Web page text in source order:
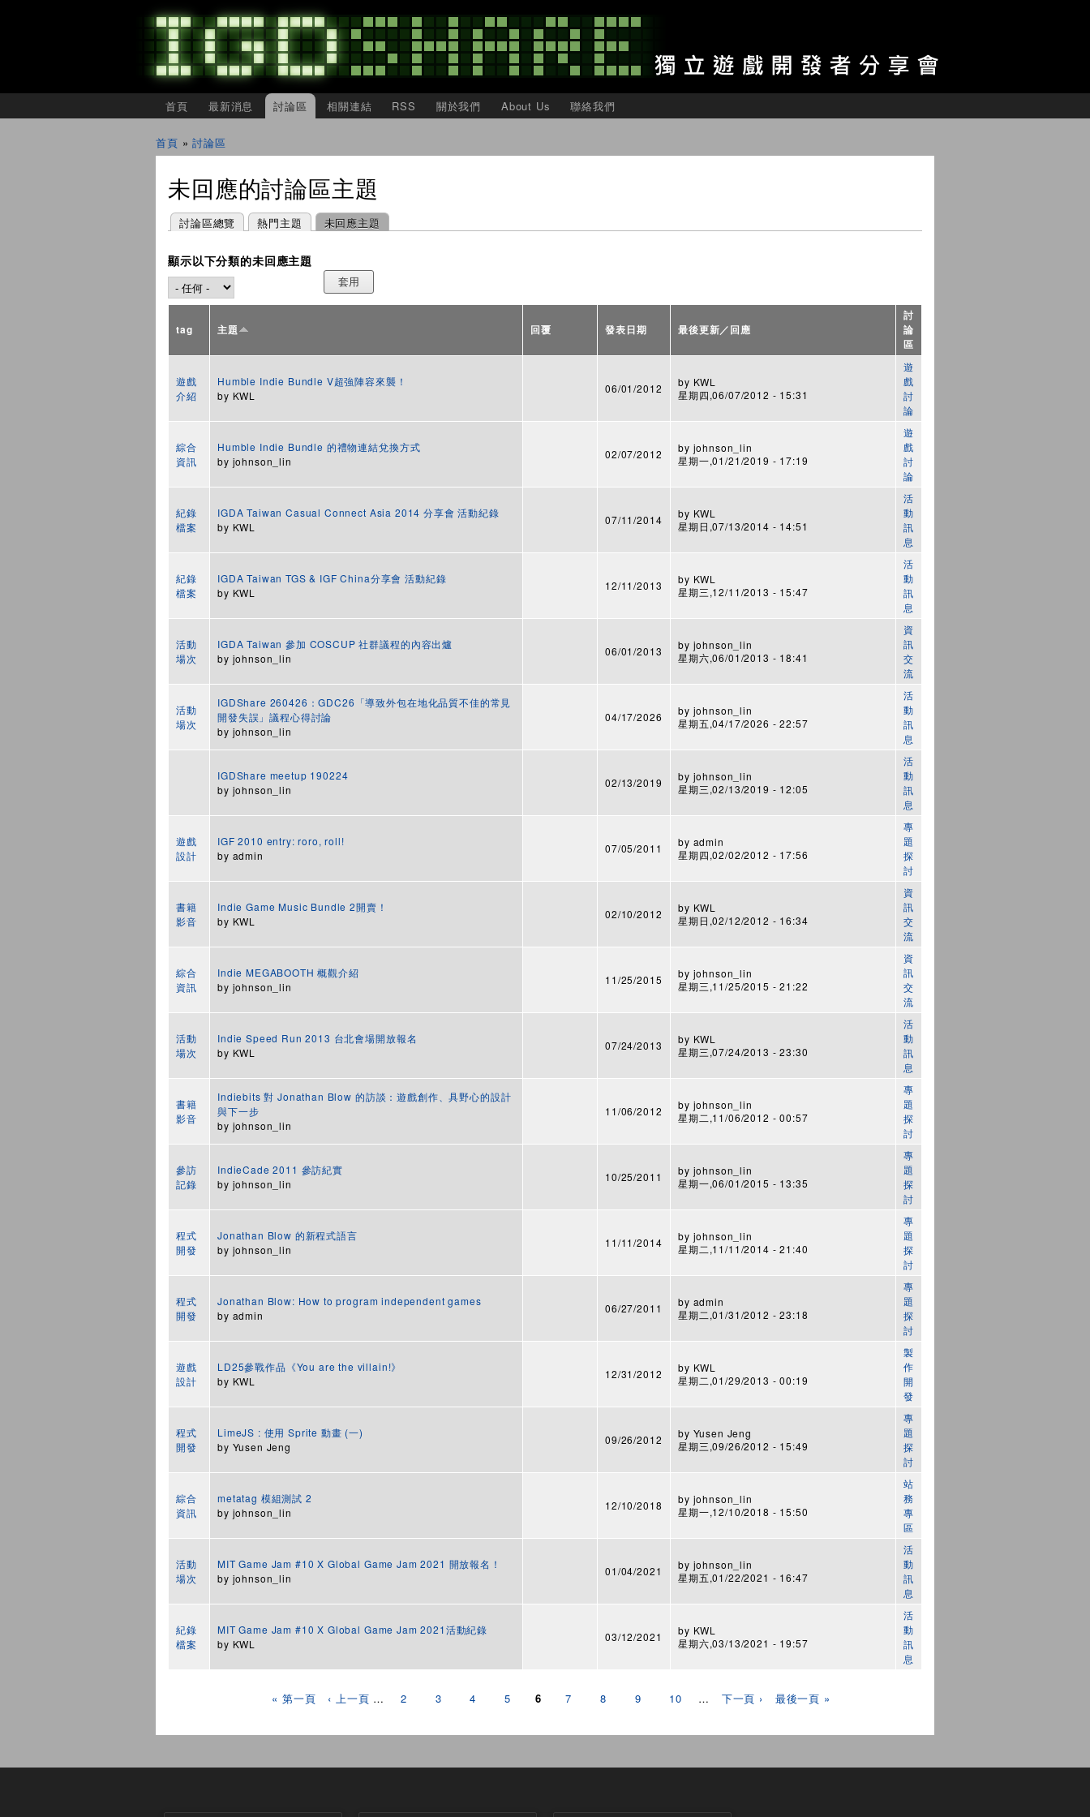
至
主
容
IGDSHARE
首頁 最新消息 討論區 相關連結 RSS 關於我們 About Us 聯絡我們
首頁 »討論區
未回應的討論區主題
主要索引標籤
討論區總覽 熱門主題 未回應主題
(作用中頁籤)
顯示以下分類的未回應主題
tag 主題 回覆 發表日期 最後更新／回應
討
論
區
遊戲
介紹
Humble Indie Bundle V超強陣容來襲！
by KWL
06/01/2012 by KWL
星期四,06/07/2012 - 15:31
遊
戲
討
論
綜合
資訊
Humble Indie Bundle 的禮物連結兌換方式
by johnson_lin
02/07/2012 by johnson_lin
星期一,01/21/2019 - 17:19
遊
戲
討
論
紀錄
檔案
IGDA Taiwan Casual Connect Asia 2014 分享會 活動紀錄
by KWL
07/11/2014 by KWL
星期日,07/13/2014 - 14:51
活
動
訊
息
紀錄
檔案
IGDA Taiwan TGS & IGF China分享會 活動紀錄
by KWL
12/11/2013 by KWL
星期三,12/11/2013 - 15:47
活
動
訊
息
活動
場次
IGDA Taiwan 參加 COSCUP 社群議程的內容出爐
by johnson_lin
06/01/2013 by johnson_lin
星期六,06/01/2013 - 18:41
資
訊
交
流
活動
場次
IGDShare 260426：GDC26「導致外包在地化品質不佳的常見
開發失誤」議程心得討論
by johnson_lin
04/17/2026 by johnson_lin
星期五,04/17/2026 - 22:57
活
動
訊
息
IGDShare meetup 190224
by johnson_lin
02/13/2019 by johnson_lin
星期三,02/13/2019 - 12:05
活
動
訊
息
遊戲
設計
IGF 2010 entry: roro, roll!
by admin
07/05/2011 by admin
星期四,02/02/2012 - 17:56
專
題
探
討
書籍
影音
Indie Game Music Bundle 2開賣！
by KWL
02/10/2012 by KWL
星期日,02/12/2012 - 16:34
資
訊
交
流
綜合
資訊
Indie MEGABOOTH 概觀介紹
by johnson_lin
11/25/2015 by johnson_lin
星期三,11/25/2015 - 21:22
資
訊
交
流
活動
場次
Indie Speed Run 2013 台北會場開放報名
by KWL
07/24/2013 by KWL
星期三,07/24/2013 - 23:30
活
動
訊
息
書籍
影音
Indiebits 對 Jonathan Blow 的訪談：遊戲創作、具野心的設計
與下一步
by johnson_lin
11/06/2012 by johnson_lin
星期二,11/06/2012 - 00:57
專
題
探
討
參訪
記錄
IndieCade 2011 參訪紀實
by johnson_lin
10/25/2011 by johnson_lin
星期一,06/01/2015 - 13:35
專
題
探
討
程式
開發
Jonathan Blow 的新程式語言
by johnson_lin
11/11/2014 by johnson_lin
星期二,11/11/2014 - 21:40
專
題
探
討
程式
開發
Jonathan Blow: How to program independent games
by admin
06/27/2011 by admin
星期二,01/31/2012 - 23:18
專
題
探
討
遊戲
設計
LD25參戰作品《You are the villain!》
by KWL
12/31/2012 by KWL
星期二,01/29/2013 - 00:19
製
作
開
發
程式
開發
LimeJS : 使用 Sprite 動畫 (一)
by Yusen Jeng
09/26/2012 by Yusen Jeng
星期三,09/26/2012 - 15:49
專
題
探
討
綜合
資訊
metatag 模組測試 2
by johnson_lin
12/10/2018 by johnson_lin
星期一,12/10/2018 - 15:50
站
務
專
區
活動
場次
MIT Game Jam #10 X Global Game Jam 2021 開放報名！
by johnson_lin
01/04/2021 by johnson_lin
星期五,01/22/2021 - 16:47
活
動
訊
息
紀錄
檔案
MIT Game Jam #10 X Global Game Jam 2021活動紀錄
by KWL
03/12/2021 by KWL
星期六,03/13/2021 - 19:57
活
動
訊
息
« 第一頁 ‹ 上一頁 … 2 3 4 5 6 7 8 9 10 … 下一頁 › 最後一頁 »